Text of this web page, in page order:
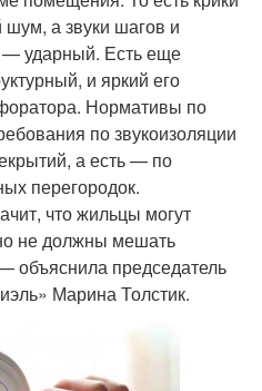
а звуки шагов и
— ударный. Есть еще
и яркий его
Нормативы по
по звукоизоляции
а есть — по
перегородок.
что жильцы могут
не должны мешать
объяснила председатель
Марина Толстик.